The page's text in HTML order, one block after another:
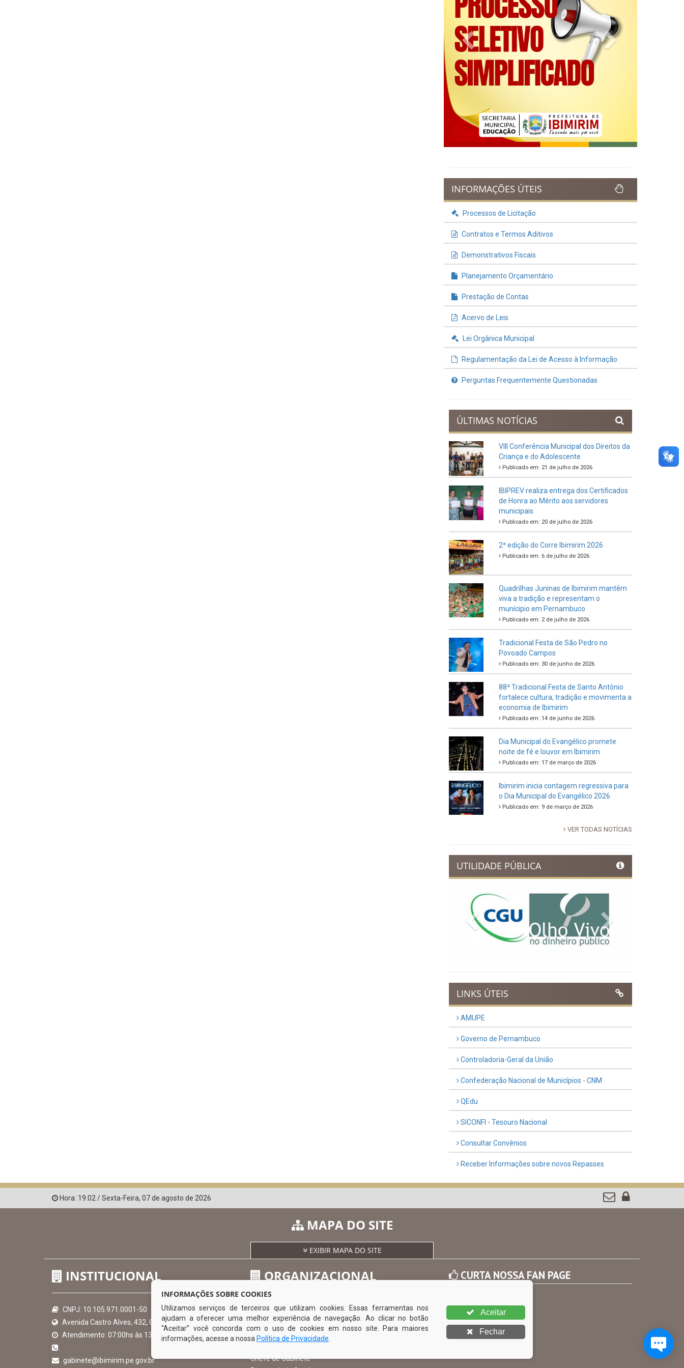
Previous Next
INFORMAÇÕES ÚTEIS
Processos de Licitação
Contratos e Termos Aditivos
Demonstrativos Fiscais
Planejamento Orçamentário
Prestação de Contas
Acervo de Leis
Lei Orgânica Municipal
Regulamentação da Lei de Acesso à Informação
Perguntas Frequentemente Questionadas
ÚLTIMAS NOTÍCIAS
VIII Conferência Municipal dos Direitos da
Criança e do Adolescente
Publicado em: 21 de julho de 2026
IBIPREV realiza entrega dos Certificados
de Honra ao Mérito aos servidores
municipais
Publicado em: 20 de julho de 2026
2ª edição do Corre Ibimirim 2026
Publicado em: 6 de julho de 2026
Quadrilhas Juninas de Ibimirim mantêm
viva a tradição e representam o
munícipio em Pernambuco
Publicado em: 2 de julho de 2026
Tradicional Festa de São Pedro no
Povoado Campos
Publicado em: 30 de junho de 2026
88ª Tradicional Festa de Santo Antônio
fortalece cultura, tradição e movimenta a
economia de Ibimirim
Publicado em: 14 de junho de 2026
Dia Municipal do Evangélico promete
noite de fé e louvor em Ibimirim
Publicado em: 17 de março de 2026
Ibimirim inicia contagem regressiva para
o Dia Municipal do Evangélico 2026
Publicado em: 9 de março de 2026
VER TODAS NOTÍCIAS
UTILIDADE PÚBLICA
Previous
LINKS ÚTEIS
AMUPE
Governo de Pernambuco
Controladoria-Geral da União
Confederação Nacional de Municípios - CNM
QEdu
SICONFI - Tesouro Nacional
Consultar Convênios
Receber Informações sobre novos Repasses
Hora: 19:02 /Sexta-Feira, 07 de agosto de 2026
MAPA DO SITE
EXIBIR MAPA DO SITE
INSTITUCIONAL
CNPJ: 10.105.971.0001-50
Avenida Castro Alves, 432, Centro - CEP: 56-580-000
Atendimento: 07:00hs às 13:00hs
gabinete@ibimirim.pe.gov.br
ORGANIZACIONAL
O Prefeito
Vice Prefeito
Ouvidoria Municipal
Chefe de Gabinete
CURTA NOSSA FAN PAGE
INFORMAÇÕES SOBRE COOKIES
Utilizamos serviços de terceiros que utilizam cookies. Essas ferramentas nos
ajudam a oferecer uma melhor experiência de navegação. Ao clicar no botão
“Aceitar” você concorda com o uso de cookies em nosso site. Para maiores
informações, acesse a nossa Política de Privacidade
Aceitar
Fechar